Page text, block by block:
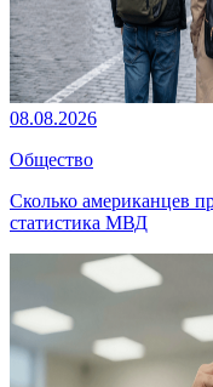
08.08.2026
Общество
Сколько американцев
статистика МВД